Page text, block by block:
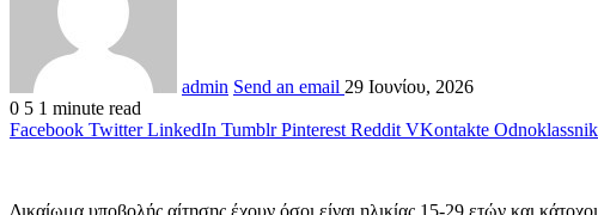
admin Send an email 29 Ιουνίου, 2026
0 5 1 minute read
Facebook Twitter LinkedIn Tumblr Pinterest Reddit VKontakte
Δικαίωμα υποβολής αίτησης έχουν όσοι είναι ηλικίας 15-29 ετών και